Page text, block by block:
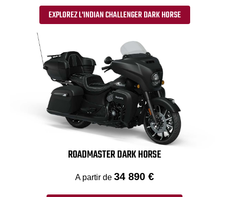
EXPLOREZ L'INDIAN CHALLENGER DARK HORSE
ROADMASTER DARK HORSE
A partir de 34 890 €